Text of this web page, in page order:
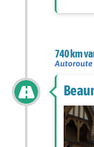
740 km
Autoroute